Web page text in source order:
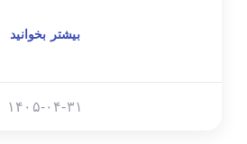
بیشتر بخوانید
۱۴۰۵-۰۴-۳۱